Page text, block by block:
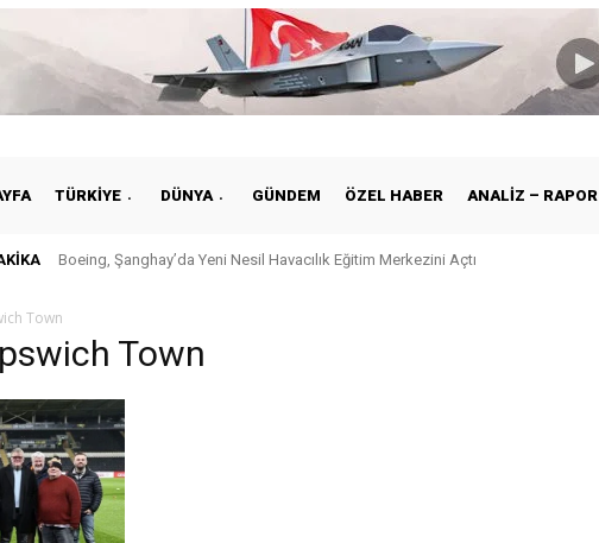
TÜRKIYE DÜNYA GÜNDEM ÖZEL HABER ANALIZ – RAPOR
Boeing, Şanghay’da Yeni Nesil Havacılık Eğitim Merkezini Açtı
Town
Town